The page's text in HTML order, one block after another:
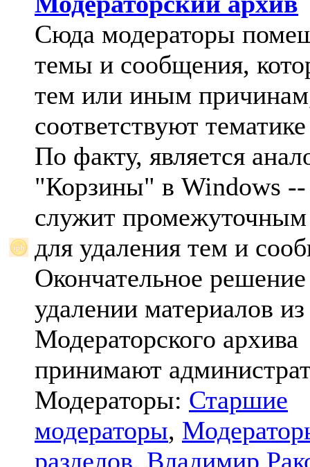
Сюда модераторы
темы и сообщения,
тем или иным
соответствуют
По факту, является
"Корзины" в Windows --
служит промежуточным
для удаления тем и
Окончательное
удалении материалов из
Модераторского архива
принимают
Модераторы: Старшие
модераторы,
разделов, Владимир